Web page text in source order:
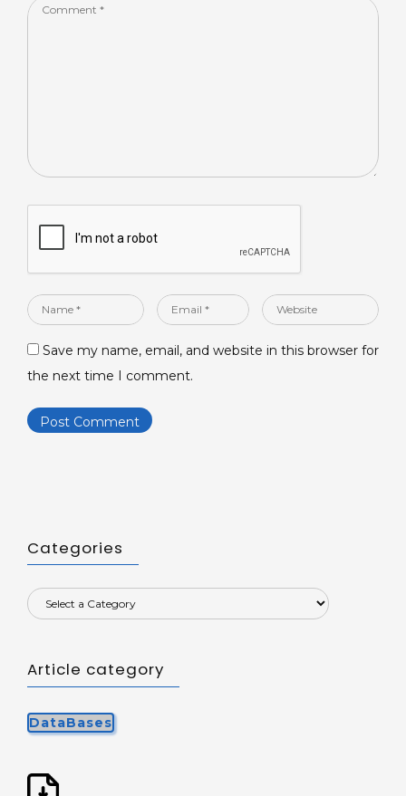
Comment
Name
Email
Website
Save my name, email, and website in this browser for
the next time I comment.
Categories
Article category
DataBases